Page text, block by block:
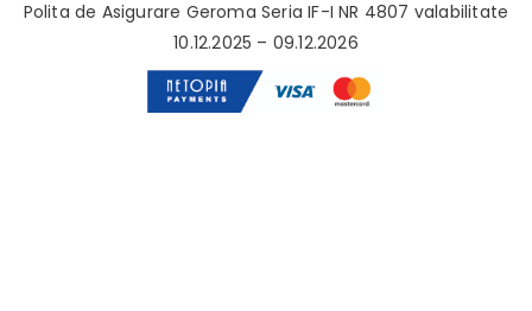
Polita de Asigurare Geroma Seria IF-I NR 4807 valabilitate
10.12.2025 – 09.12.2026